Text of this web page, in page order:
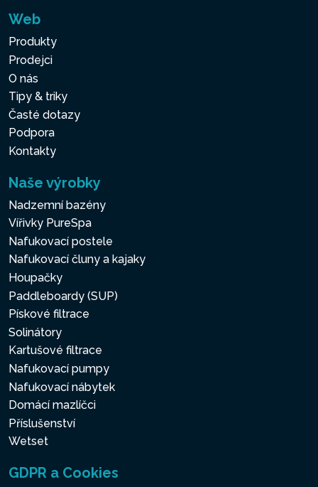
Web
Produkty
Prodejci
O nás
Tipy & triky
Časté dotazy
Podpora
Kontakty
Naše výrobky
Nadzemní bazény
Vířivky PureSpa
Nafukovací postele
Nafukovací čluny a kajaky
Houpačky
Paddleboardy (SUP)
Pískové filtrace
Solinátory
Kartušové filtrace
Nafukovací pumpy
Nafukovací nábytek
Domácí mazlíčci
Příslušenství
Wetset
GDPR a Cookies